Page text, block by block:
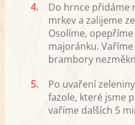
4.
Do hrnce přidáme
mrkev a zalijeme
Osolíme,
majoránku.
brambory
5.
Po uvaření
fazole, které jsme
vaříme dalších 5